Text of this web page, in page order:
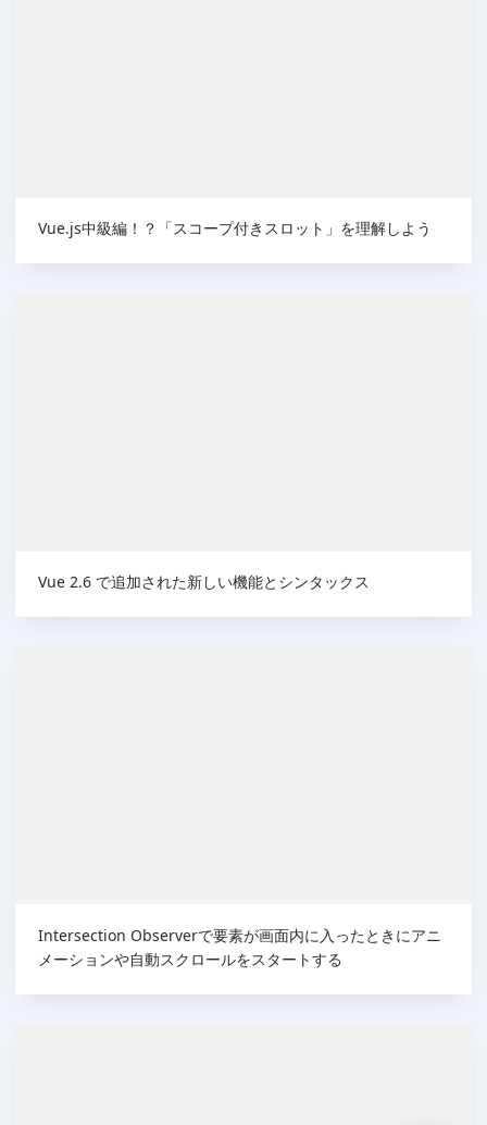
Vue.js中級編！？「スコープ付きスロット」を理解しよう
Vue 2.6 で追加された新しい機能とシンタックス
Intersection Observerで要素が画面内に入ったときにアニ
メーションや自動スクロールをスタートする